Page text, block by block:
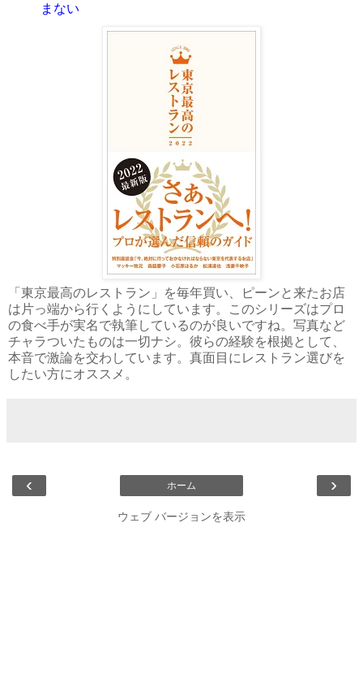
まない
「東京最高のレストラン」を毎年買い、ピーンと来たお店
は片っ端から行くようにしています。このシリーズはプロ
の食べ手が実名で執筆しているのが良いですね。写真など
チャラついたものは一切ナシ。彼らの経験を根拠として、
本音で激論を交わしています。真面目にレストラン選びを
したい方にオススメ。
‹ ›
ホーム
ウェブ バージョンを表示